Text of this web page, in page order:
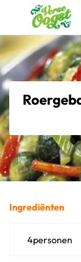
Verse Oogst
Ingrediënten
4personen